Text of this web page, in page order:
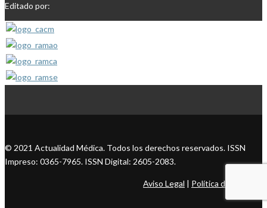
Editado por:
© 2021 Actualidad Médica. Todos los derechos reservados. ISSN
Impreso: 0365-7965. ISSN Digital: 2605-2083.
Aviso Legal | Política de Cookies